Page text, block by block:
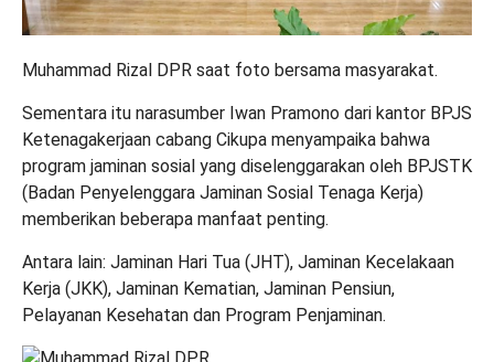
Muhammad Rizal DPR saat foto bersama masyarakat.
Sementara itu narasumber Iwan Pramono dari kantor BPJS
Ketenagakerjaan cabang Cikupa menyampaika bahwa
program jaminan sosial yang diselenggarakan oleh BPJSTK
(Badan Penyelenggara Jaminan Sosial Tenaga Kerja)
memberikan beberapa manfaat penting.
Antara lain: Jaminan Hari Tua (JHT), Jaminan Kecelakaan
Kerja (JKK), Jaminan Kematian, Jaminan Pensiun,
Pelayanan Kesehatan dan Program Penjaminan.